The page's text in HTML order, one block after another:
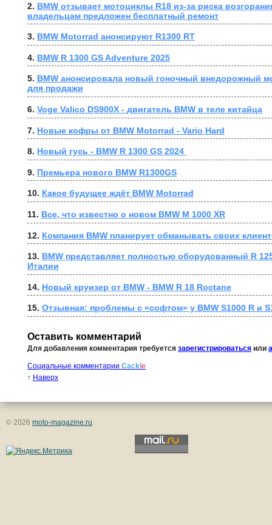
2. BMW отзывает мотоциклы R18 из-за риска
владельцам предложен бесплатный ремонт
3. BMW Motorrad анонсируют R1300 RT
4. BMW R 1300 GS Adventure 2025
5. BMW анонсировала новый гоночный внедорожный
для продажи
6. Voge Valico DS900X - двигатель BMW в теле китайца
7. Новые кофры от BMW Motorrad - Vario Hard
8. Новый гусь - BMW R 1300 GS 2024
9. Премьера нового BMW R1300GS
10. Какое будущее ждёт BMW Motorrad
11. Все, что известно о новом BMW M 1000 XR
12. Компания BMW планирует обманывать своих
13. BMW представляет полностью оборудованный R
Италии
14. Новый круизер от BMW - BMW R 18 Roctane
15. Отзывная: проблемы с «софтом» у BMW S1000 R и
Оставить комментарий
Для добавления комментария требуется зарегистрироваться или
Социальные комментарии Cackl e
↑ Наверх
© 2026 moto-magazine.ru.